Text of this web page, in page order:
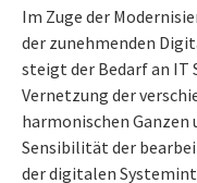
Im Zuge der
der zunehmenden
steigt der Bedarf an IT
Vernetzung der
harmonischen
Sensibilität der
der digitalen